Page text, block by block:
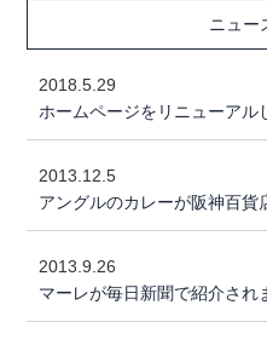
ニュー
2018.5.29
ホームページをリニューアル
2013.12.5
アングルのカレーが阪神百
2013.9.26
マーレが毎日新聞で紹介され